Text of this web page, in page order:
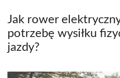
Jak rower
potrzebę wysiłku
jazdy?